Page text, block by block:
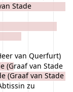
Stade
van Querfurt)
(Graaf van Stade
(Graaf van Stade
zu